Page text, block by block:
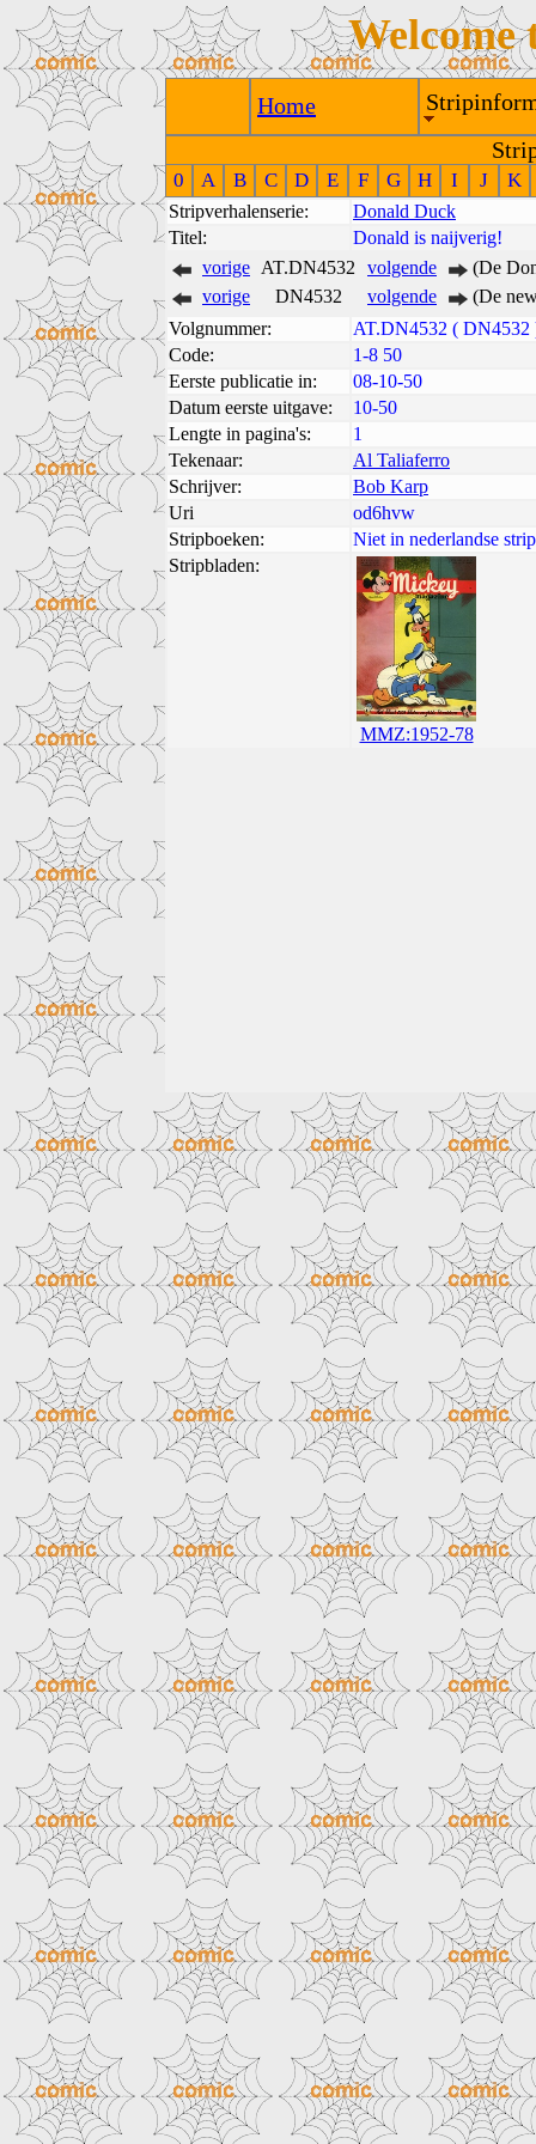
Welcome
Home
0 A B C D E F G H I J K
Stripverhalenserie:
Donald Duck
Titel:
Donald is naijverig!
vorige AT.DN4532 volgende
(De
vorige
DN4532 volgende
(De
Volgnummer:
AT.DN4532 ( DN4532
Code:
1-8 50
Eerste publicatie in:
08-10-50
Datum eerste uitgave:
10-50
Lengte in pagina's:
1
Tekenaar:
Al Taliaferro
Schrijver:
Bob Karp
Uri
od6hvw
Stripboeken:
Niet in nederlandse
Stripbladen:
MMZ:1952-78